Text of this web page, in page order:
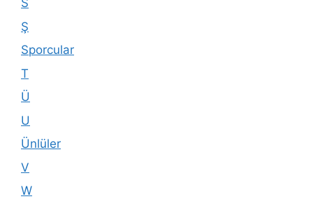
S
Ş
Sporcular
T
Ü
U
Ünlüler
V
W